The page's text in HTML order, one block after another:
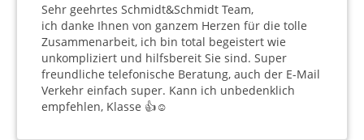
Sehr geehrtes Schmidt&Schmidt Team,
ich danke Ihnen von ganzem Herzen für die tolle
Zusammenarbeit, ich bin total begeistert wie
unkompliziert und hilfsbereit Sie sind. Super
freundliche telefonische Beratung, auch der E-Mail
Verkehr einfach super. Kann ich unbedenklich
empfehlen, Klasse 👍☺️